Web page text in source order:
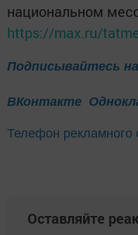
национальном
https://max.ru/
Подписывайтесь
ВКонтакте
Телефон рекламного
Оставляйте